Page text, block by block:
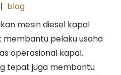
| blog
mesin diesel kapal
pelaku usaha
operasional kapal.
tepat juga membantu